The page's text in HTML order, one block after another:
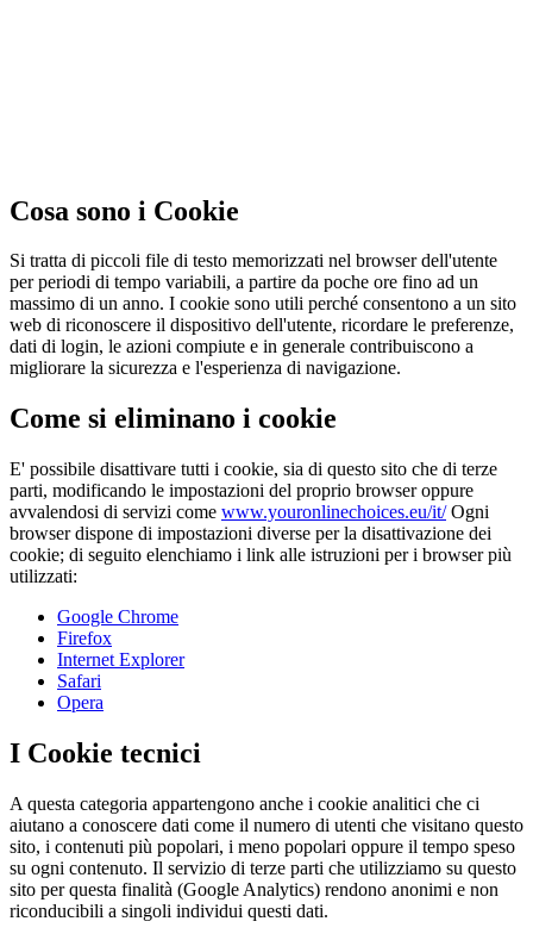
Cosa sono i Cookie
Si tratta di piccoli file di testo memorizzati nel browser dell'utente
per periodi di tempo variabili, a partire da poche ore fino ad un
massimo di un anno. I cookie sono utili perché consentono a un sito
web di riconoscere il dispositivo dell'utente, ricordare le preferenze,
dati di login, le azioni compiute e in generale contribuiscono a
migliorare la sicurezza e l'esperienza di navigazione.
Come si eliminano i cookie
E' possibile disattivare tutti i cookie, sia di questo sito che di terze
parti, modificando le impostazioni del proprio browser oppure
avvalendosi di servizi come www.youronlinechoices.eu/it/Ogni
browser dispone di impostazioni diverse per la disattivazione dei
cookie; di seguito elenchiamo i link alle istruzioni per i browser più
utilizzati:
Google Chrome
Firefox
Internet Explorer
Safari
Opera
I Cookie tecnici
A questa categoria appartengono anche i cookie analitici che ci
aiutano a conoscere dati come il numero di utenti che visitano questo
sito, i contenuti più popolari, i meno popolari oppure il tempo speso
su ogni contenuto. Il servizio di terze parti che utilizziamo su questo
sito per questa finalità (Google Analytics) rendono anonimi e non
riconducibili a singoli individui questi dati.